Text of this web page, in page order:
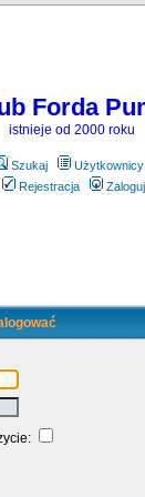
Forda
istnieje od 2000 roku
Szukaj Użytkownicy
Rejestracja
Zaloguj